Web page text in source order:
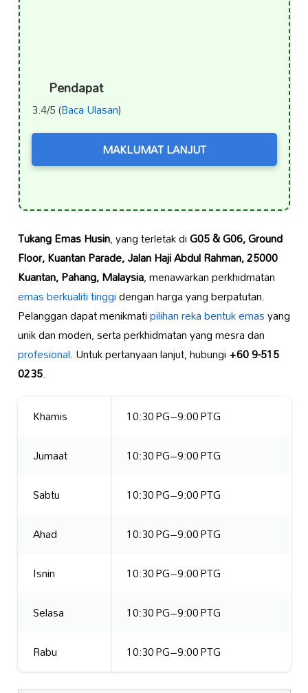
Pendapat
3.4/5 (Baca Ulasan)
MAKLUMAT LANJUT
Tukang Emas Husin, yang terletak diG05 & G06, Ground
Floor, Kuantan Parade, Jalan Haji Abdul Rahman, 25000
Kuantan, Pahang, Malaysia, menawarkan perkhidmatan
emas berkualiti tinggidengan harga yang berpatutan.
Pelanggan dapat menikmatipilihan reka bentuk emasyang
unik dan moden, serta perkhidmatan yang mesra dan
profesional. Untuk pertanyaan lanjut, hubungi+60 9-515
0235.
Khamis
10:30 PG–9:00 PTG
Jumaat
10:30 PG–9:00 PTG
Sabtu
10:30 PG–9:00 PTG
Ahad
10:30 PG–9:00 PTG
Isnin
10:30 PG–9:00 PTG
Selasa
10:30 PG–9:00 PTG
Rabu
10:30 PG–9:00 PTG